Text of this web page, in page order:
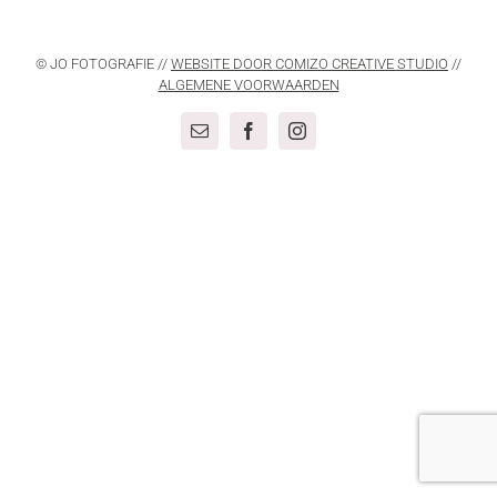
© JO FOTOGRAFIE // WEBSITE DOOR COMIZO CREATIVE STUDIO //
ALGEMENE VOORWAARDEN
E-
FacebookInstagram